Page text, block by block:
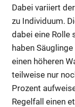
Dabei variiert
zu Individuum.
dabei eine Rolle
haben
einen höheren
teilweise nur
Prozent
Regelfall einen